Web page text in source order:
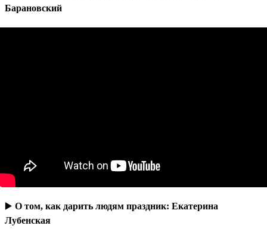
Барановский
▶️ О том, как дарить людям праздник: Екатерина
Лубенская